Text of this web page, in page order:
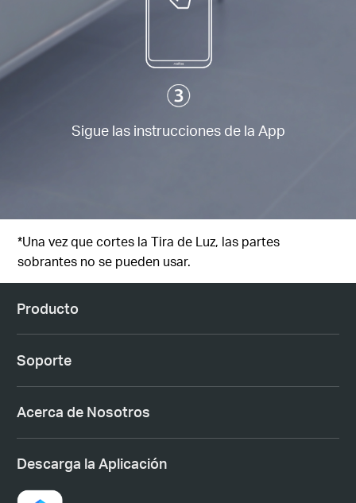
Sigue las instrucciones de la App
*Una vez que cortes la Tira de Luz, las partes
sobrantes no se pueden usar.
Producto
Soporte
Acerca de Nosotros
Descarga la Aplicación